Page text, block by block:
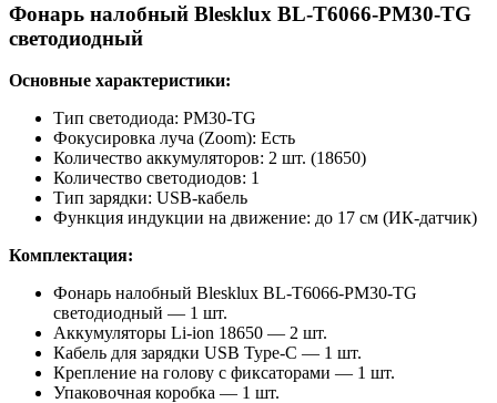
Фонарь налобный Blesklux BL-T6066-PM30-TG
светодиодный
Основные характеристики:
Тип светодиода: PM30-TG
Фокусировка луча (Zoom): Есть
Количество аккумуляторов: 2 шт. (18650)
Количество светодиодов: 1
Тип зарядки: USB-кабель
Функция индукции на движение: до 17 см (ИК-датчик)
Комплектация:
Фонарь налобный Blesklux BL-T6066-PM30-TG
светодиодный — 1 шт.
Аккумуляторы Li-ion 18650 — 2 шт.
Кабель для зарядки USB Type-C — 1 шт.
Крепление на голову с фиксаторами — 1 шт.
Упаковочная коробка — 1 шт.